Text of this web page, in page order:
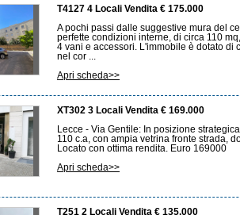
T4127 4 Locali Vendita € 175.000
A pochi passi dalle suggestive mura del
perfette condizioni interne, di circa 110
4 vani e accessori. L'immobile è dotato di
nel cor ...
Apri scheda>>
XT302 3 Locali Vendita € 169.000
Lecce - Via Gentile: In posizione
110 c.a, con ampia vetrina fronte strada,
Locato con ottima rendita. Euro 169000
Apri scheda>>
T251 2 Locali Vendita € 135.000